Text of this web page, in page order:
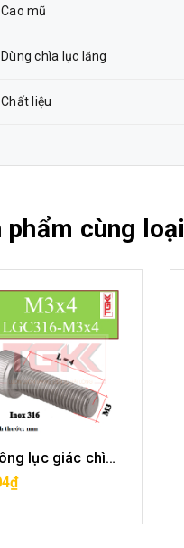
Cao mũ
Dùng chìa lục lăng
Chất liệu
phẩm cùng loại
Bu lông lục giác chìm inox 316-M3x4